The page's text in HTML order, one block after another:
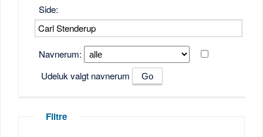
Side:
Navnerum:
Udeluk valgt navnerum
Filtre